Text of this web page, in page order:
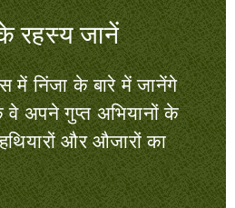
रहस्य जानें
में निंजा के बारे में जानेंगे
वे अपने गुप्त अभियानों के
और औजारों का